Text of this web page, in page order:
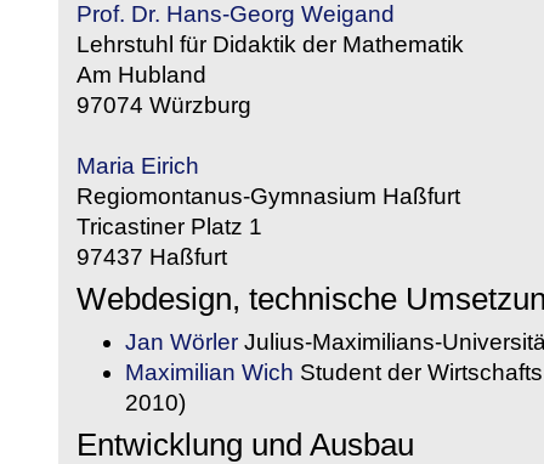
Prof. Dr. Hans-Georg Weigand
Lehrstuhl für Didaktik der Mathematik
Am Hubland
97074 Würzburg
Maria Eirich
Regiomontanus-Gymnasium Haßfurt
Tricastiner Platz 1
97437 Haßfurt
Webdesign, technische
Jan Wörler Julius-Maximilians-
Maximilian Wich Student der
2010)
Entwicklung und Ausbau